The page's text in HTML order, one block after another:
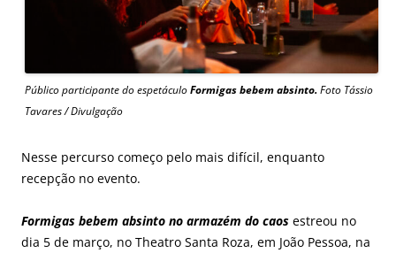
Público participante do espetáculoFormigas bebem absinto. Foto Tássio
Tavares / Divulgação
Nesse percurso começo pelo mais difícil, enquanto
recepção no evento.
Formigas bebem absinto no armazém do caos estreou no
dia 5 de março, no Theatro Santa Roza, em João Pessoa, na